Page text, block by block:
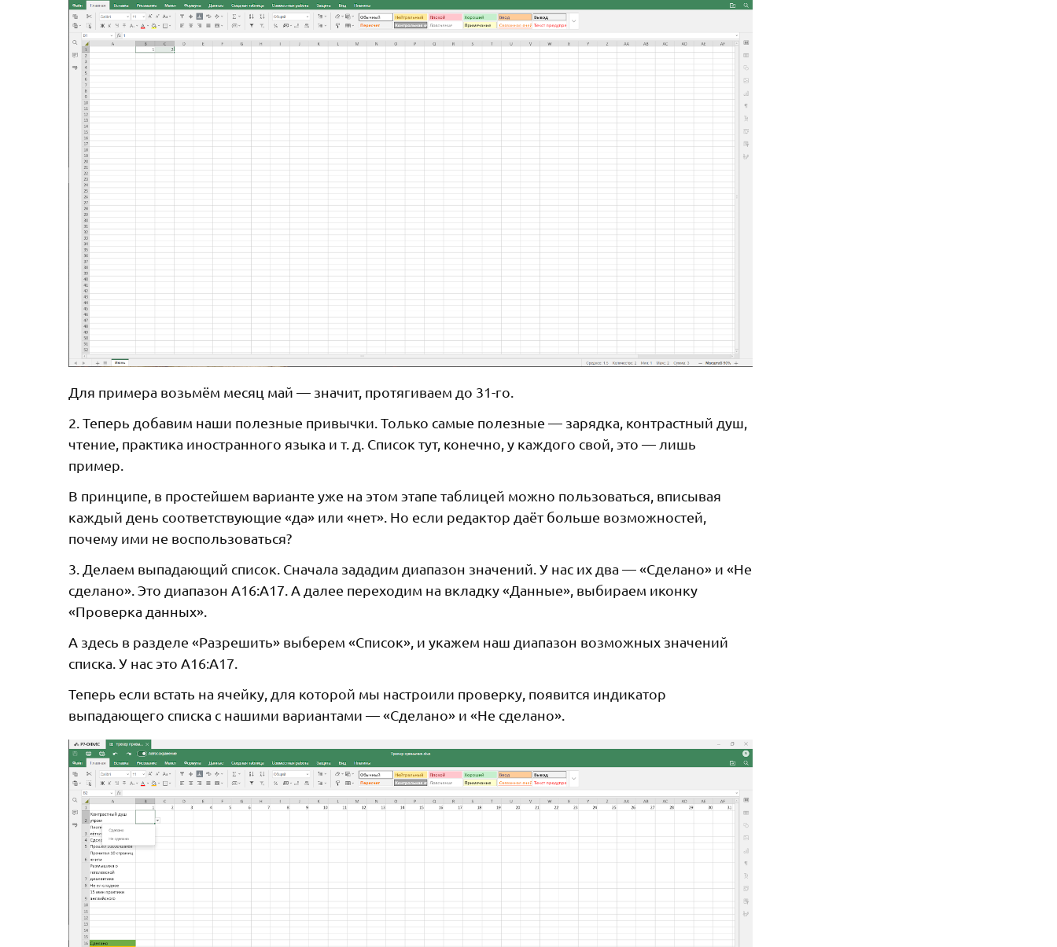
Для примера возьмём месяц май — значит, протягиваем до 31-го.
2. Теперь добавим наши полезные привычки. Только самые полезные — зарядка, контрастный душ,
чтение, практика иностранного языка и т. д. Список тут, конечно, у каждого свой, это — лишь
пример.
В принципе, в простейшем варианте уже на этом этапе таблицей можно пользоваться, вписывая
каждый день соответствующие «да» или «нет». Но если редактор даёт больше возможностей,
почему ими не воспользоваться?
3. Делаем выпадающий список. Сначала зададим диапазон значений. У нас их два — «Сделано» и «Не
сделано». Это диапазон A16:A17. А далее переходим на вкладку «Данные», выбираем иконку
«Проверка данных».
А здесь в разделе «Разрешить» выберем «Список», и укажем наш диапазон возможных значений
списка. У нас это A16:A17.
Теперь если встать на ячейку, для которой мы настроили проверку, появится индикатор
выпадающего списка с нашими вариантами — «Сделано» и «Не сделано».